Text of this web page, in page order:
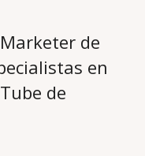
de
en
de